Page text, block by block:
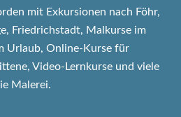
mit Exkursionen nach Föhr,
Friedrichstadt, Malkurse im
Urlaub, Online-Kurse für
Video-Lernkurse und viele
Malerei.